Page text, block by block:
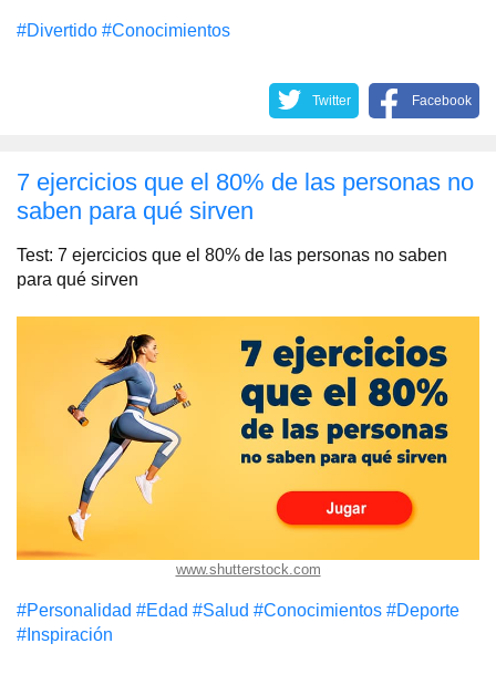
#Divertido #Conocimientos
Twitter Facebook
7 ejercicios que el 80% de las personas no
saben para qué sirven
Test: 7 ejercicios que el 80% de las personas no saben
para qué sirven
www.shutterstock.com
#Personalidad #Edad #Salud #Conocimientos #Deporte
#Inspiración